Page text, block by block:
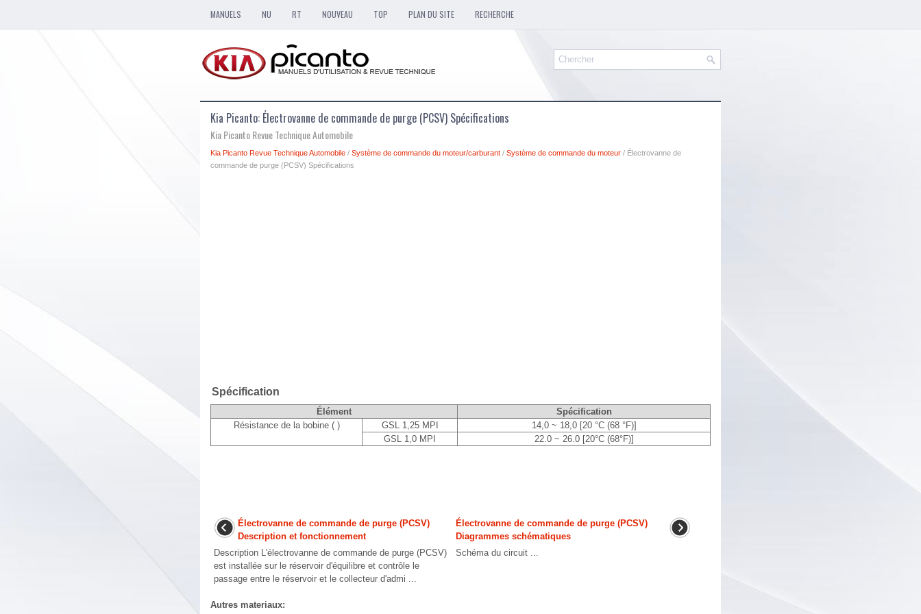
MANUELS NU RT NOUVEAU TOP PLAN DU SITE RECHERCHE
Kia Picanto: Électrovanne de commande de purge (PCSV) Spécifications
Kia Picanto Revue Technique Automobile
Kia Picanto Revue Technique Automobile / Système de commande du moteur/carburant / Système de commande du moteur / Électrovanne de
commande de purge (PCSV) Spécifications
Spécification
Élément
Spécification
Résistance de la bobine ( )
GSL 1,25 MPI
14,0 ~ 18,0 [20 °C (68 °F)]
GSL 1,0 MPI
22.0 ~ 26.0 [20°C (68°F)]
Électrovanne de commande de purge (PCSV)
Description et fonctionnement
Description L'électrovanne de commande de purge (PCSV)
est installée sur le réservoir d'équilibre et contrôle le
passage entre le réservoir et le collecteur d'admi ...
Électrovanne de commande de purge (PCSV)
Diagrammes schématiques
Schéma du circuit ...
Autres materiaux: